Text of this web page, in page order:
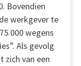
Bovendien
werkgever te
wegens
Als gevolg
zich van een